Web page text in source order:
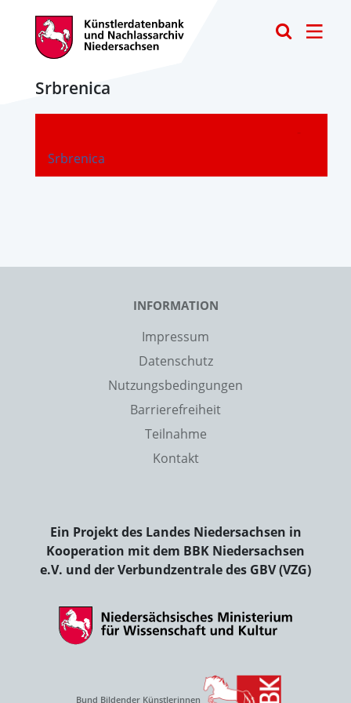
Srbrenica
Srbrenica
-
INFORMATION
Impressum
Datenschutz
Nutzungsbedingungen
Barrierefreiheit
Teilnahme
Kontakt
Ein Projekt des Landes Niedersachsen in
Kooperation mit dem BBK Niedersachsen
e.V. und der Verbundzentrale des GBV (VZG)
Bund Bildender Künstlerinnen